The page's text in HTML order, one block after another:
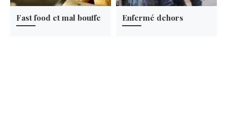
Fast food et mal bouffe Enfermé dehors